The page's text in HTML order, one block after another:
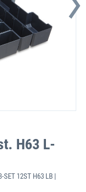
H63 L-
12ST H63 LB |